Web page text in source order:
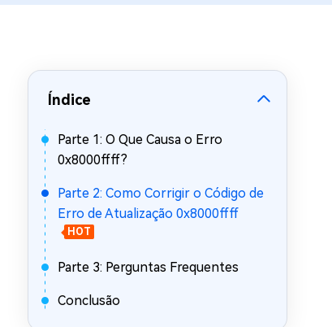
Índice
Parte 1: O Que Causa o Erro
0x8000ffff?
Parte 2: Como Corrigir o Código de
Erro de Atualização 0x8000ffff
HOT
Parte 3: Perguntas Frequentes
Conclusão